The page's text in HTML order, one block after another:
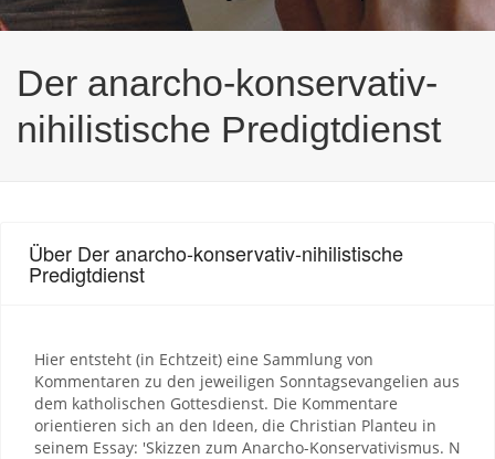
Der anarcho-konservativ-
nihilistische Predigtdienst
Über Der anarcho-konservativ-nihilistische
Predigtdienst
Hier entsteht (in Echtzeit) eine Sammlung von
Kommentaren zu den jeweiligen Sonntagsevangelien aus
dem katholischen Gottesdienst. Die Kommentare
orientieren sich an den Ideen, die Christian Planteu in
seinem Essay: 'Skizzen zum Anarcho-Konservativismus. N